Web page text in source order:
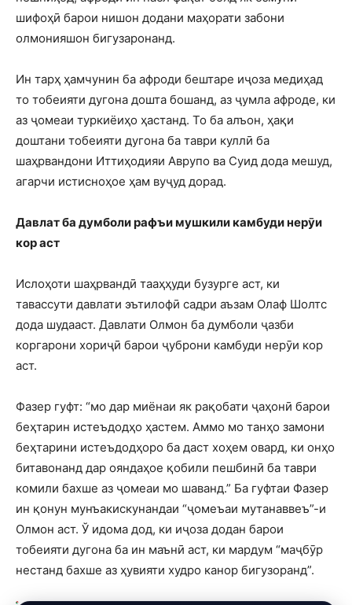
шифоҳӣ барои нишон додани маҳорати забони
олмонияшон бигузаронанд.
Ин тарҳ ҳамчунин ба афроди бештаре иҷоза медиҳад
то тобеияти дугона дошта бошанд, аз ҷумла афроде, ки
аз ҷомеаи туркиёиҳо ҳастанд. То ба алъон, ҳақи
доштани тобеияти дугона ба таври куллӣ ба
шаҳрвандони Иттиҳодияи Аврупо ва Суид дода мешуд,
агарчи истисноҳое ҳам вуҷуд дорад.
Давлат ба думболи рафъи мушкили камбуди нерӯи
кор аст
Ислоҳоти шаҳрвандӣ тааҳҳуди бузурге аст, ки
тавассути давлати эътилофӣ садри аъзам Олаф Шолтс
дода шудааст. Давлати Олмон ба думболи ҷазби
коргарони хориҷӣ барои ҷуброни камбуди нерӯи кор
аст.
Фазер гуфт: “мо дар миёнаи як рақобати ҷаҳонӣ барои
беҳтарин истеъдодҳо ҳастем. Аммо мо танҳо замони
беҳтарини истеъдодҳоро ба даст хоҳем овард, ки онҳо
битавонанд дар ояндаҳое қобили пешбинӣ ба таври
комили бахше аз ҷомеаи мо шаванд.” Ба гуфтаи Фазер
ин қонун мунъакискунандаи “ҷомеъаи мутанаввеъ”-и
Олмон аст. Ў идома дод, ки иҷоза додан барои
тобеияти дугона ба ин маънӣ аст, ки мардум “маҷбӯр
нестанд бахше аз ҳувияти худро канор бигузоранд”.